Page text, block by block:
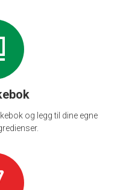
og legg til dine egne